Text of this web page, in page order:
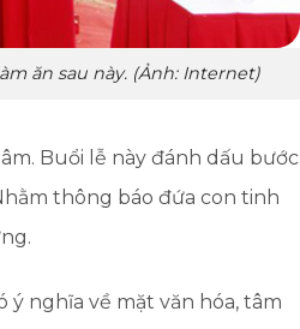
ăn sau này. (Ảnh: Internet)
Buổi lễ này đánh dấu bước
thông báo đứa con tinh
ý nghĩa về mặt văn hóa, tâm